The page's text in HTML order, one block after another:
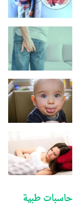
حاسبات طبية